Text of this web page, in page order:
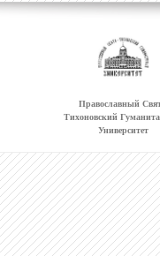
Православный
Тихоновский
Университет